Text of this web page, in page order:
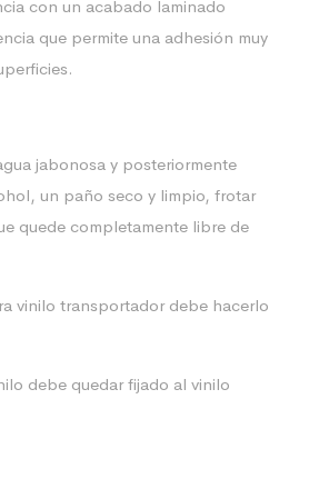
con un acabado laminado
que permite una adhesión muy
jabonosa y posteriormente
un paño seco y limpio, frotar
quede completamente libre de
vinilo transportador debe hacerlo
debe quedar fijado al vinilo